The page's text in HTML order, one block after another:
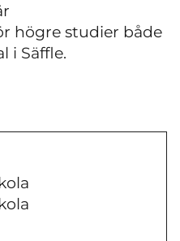
högre studier både
i Säffle.